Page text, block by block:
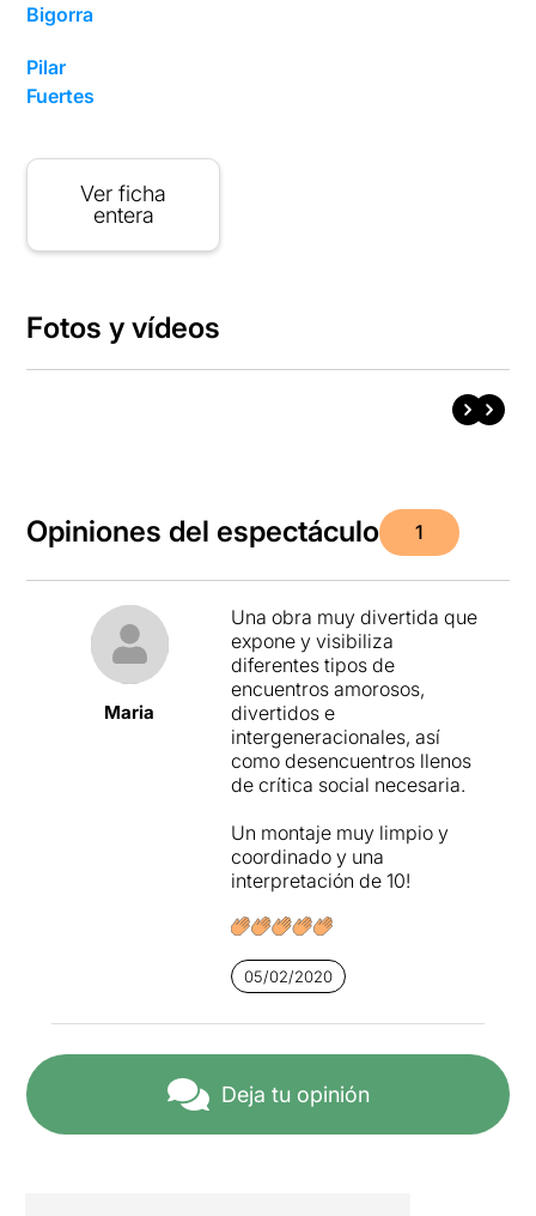
Bigorra
Pilar
Fuertes
Ver ficha
entera
Fotos y vídeos
Opiniones del espectáculo 1
Maria
Una obra muy divertida que
expone y visibiliza
diferentes tipos de
encuentros amorosos,
divertidos e
intergeneracionales, así
como desencuentros llenos
de crítica social necesaria.
Un montaje muy limpio y
coordinado y una
interpretación de 10!
05/02/2020
Deja tu opinión